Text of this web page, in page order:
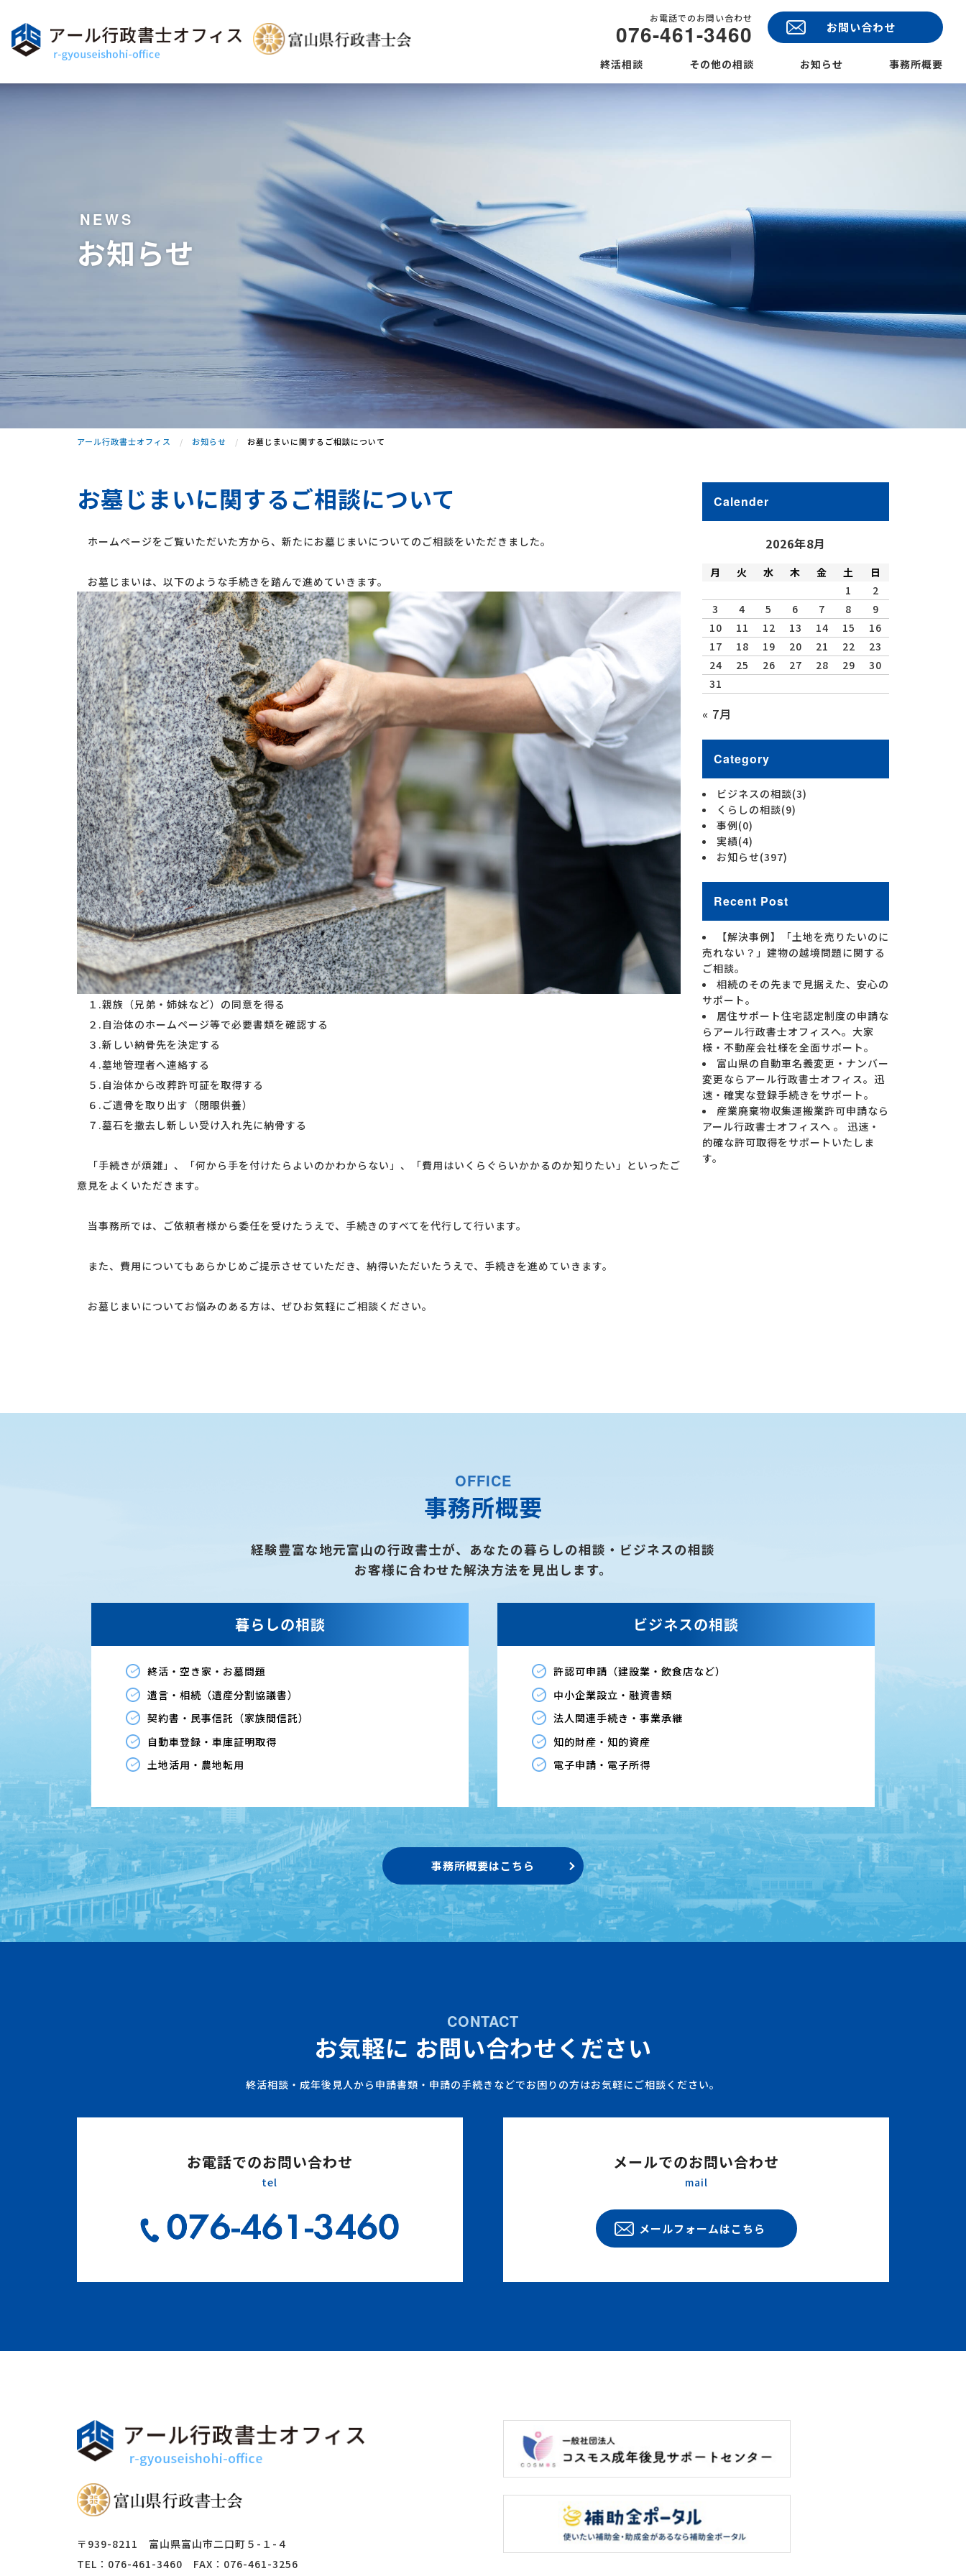
お電話でのお問い合わせ
076-461-3460 お問い合わせ
終活相談 その他の相談 お知らせ 事務所概要
NEWS
お知らせ
アール行政書士オフィス お知らせ お墓じまいに関するご相談について
お墓じまいに関するご相談について
ホームページをご覧いただいた方から、新たにお墓じまいについてのご相談をいただきました。
お墓じまいは、以下のような手続きを踏んで進めていきます。
１.親族（兄弟・姉妹など）の同意を得る
２.自治体のホームページ等で必要書類を確認する
３.新しい納骨先を決定する
４.墓地管理者へ連絡する
５.自治体から改葬許可証を取得する
６.ご遺骨を取り出す（閉眼供養）
７.墓石を撤去し新しい受け入れ先に納骨する
「手続きが煩雑」、「何から手を付けたらよいのかわからない」、「費用はいくらぐらいかかるのか知りたい」といったご
意見をよくいただきます。
当事務所では、ご依頼者様から委任を受けたうえで、手続きのすべてを代行して行います。
また、費用についてもあらかじめご提示させていただき、納得いただいたうえで、手続きを進めていきます。
お墓じまいについてお悩みのある方は、ぜひお気軽にご相談ください。
Calender
2026年8月
月 火 水 木 金 土
日
1
2
3
4 5 6 7 8
9
10
11 12 13 14 15
16
17
18 19 20 21 22
23
24
25 26 27 28 29
30
31
« 7月
Category
ビジネスの相談(3)
くらしの相談(9)
事例(0)
実績(4)
お知らせ(397)
Recent Post
【解決事例】「土地を売りたいのに
売れない？」建物の越境問題に関する
ご相談。
相続のその先まで見据えた、安心の
サポート。
居住サポート住宅認定制度の申請な
らアール行政書士オフィスへ。大家
様・不動産会社様を全面サポート。
富山県の自動車名義変更・ナンバー
変更ならアール行政書士オフィス。迅
速・確実な登録手続きをサポート。
産業廃棄物収集運搬業許可申請なら
アール行政書士オフィスへ 。 迅速・
的確な許可取得をサポートいたしま
す。
OFFICE
事務所概要
経験豊富な地元富山の行政書士が、あなたの暮らしの相談・ビジネスの相談
お客様に合わせた解決方法を見出します。
暮らしの相談
終活・空き家・お墓問題
遺言・相続（遺産分割協議書）
契約書・民事信託（家族間信託）
自動車登録・車庫証明取得
土地活用・農地転用
ビジネスの相談
許認可申請（建設業・飲食店など）
中小企業設立・融資書類
法人関連手続き・事業承継
知的財産・知的資産
電子申請・電子所得
事務所概要はこちら
CONTACT
お気軽に お問い合わせください
終活相談・成年後見人から申請書類・申請の手続きなどでお困りの方はお気軽にご相談ください。
お電話でのお問い合わせ
tel
メールでのお問い合わせ
mail
メールフォームはこちら
〒939-8211 富山県富山市二口町５-１-４
TEL：076-461-3460 FAX：076-461-3256